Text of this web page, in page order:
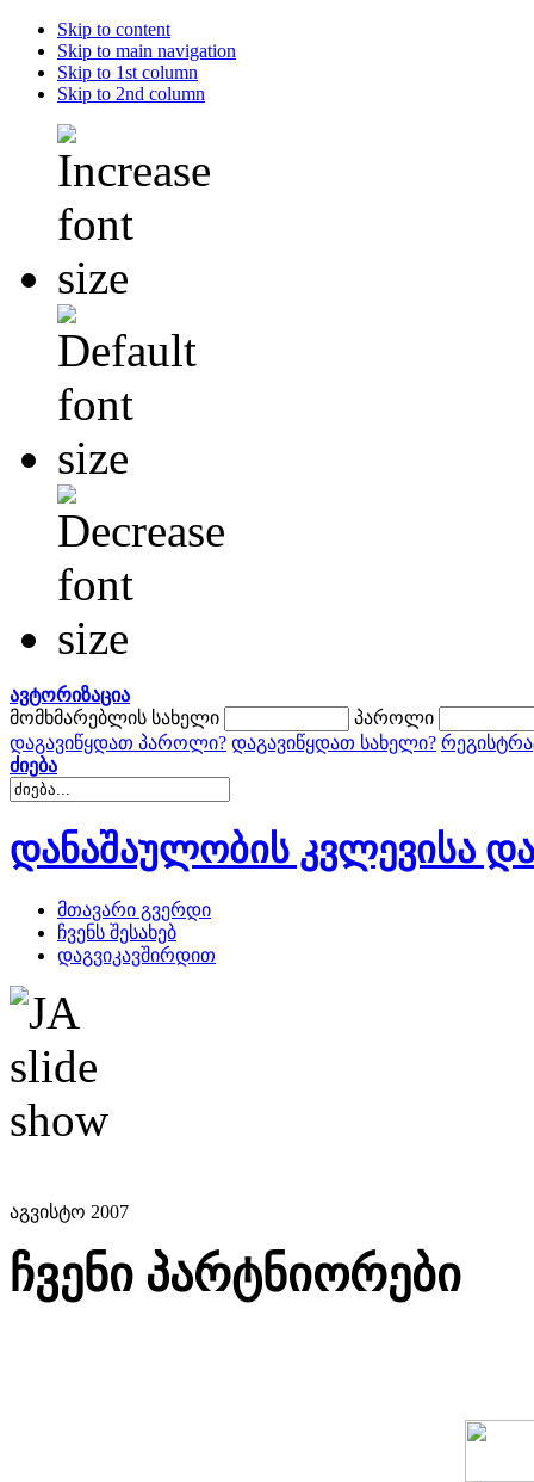
Skip to content
Skip to main navigation
Skip to 1st column
Skip to 2nd column
ავტორიზაცია
მომხმარებლის სახელი
პაროლი
დაგავიწყდათ პაროლი? დაგავიწყდათ სახელი?
ძიება
დანაშაულობის კვლევისა
მთავარი გვერდი
ჩვენს შესახებ
დაგვიკავშირდით
აგვისტო 2007
ჩვენი პარტნიორები